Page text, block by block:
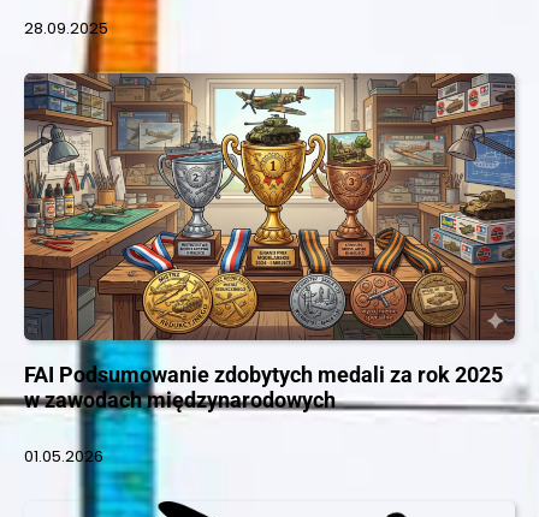
28.09.2025
FAI Podsumowanie zdobytych medali za rok 2025
w zawodach międzynarodowych
01.05.2026